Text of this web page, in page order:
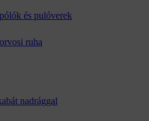
és pulóverek
ruha
nadrággal